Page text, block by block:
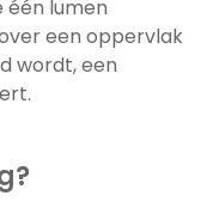
lumen
een oppervlak
wordt, een